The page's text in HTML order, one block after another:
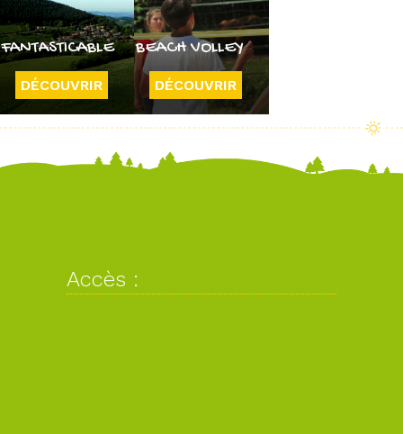
FANTASTICABLE
DÉCOUVRIR
BEACH VOLLEY
DÉCOUVRIR
Accès :